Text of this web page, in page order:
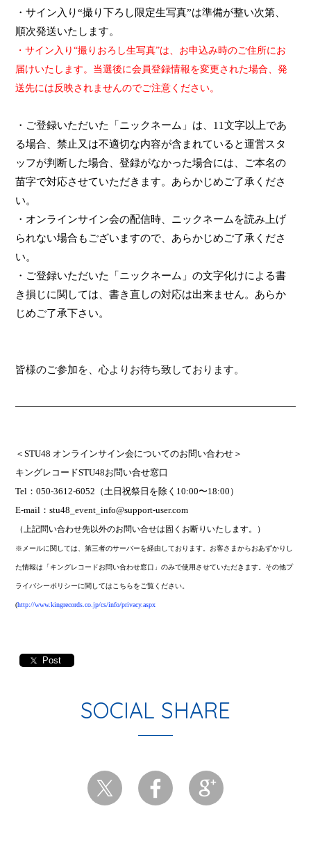
・サイン入り“撮り下ろし限定生写真”は準備が整い次第、
順次発送いたします。
・サイン入り“撮りおろし生写真”は、お申込み時のご住所にお
届けいたします。当選後に会員登録情報を変更された場合、発
送先には反映されませんのでご注意ください。
・ご登録いただいた「ニックネーム」は、 11文字以上であ
る場合、禁止又は不適切な内容が含まれていると運営スタ
ッフが判断した場合、登録がなかった場合には、ご本名の
苗字で対応させていただきます。あらかじめご了承くださ
い。
・オンラインサイン会の配信時、ニックネームを読み上げ
られない場合もございますので、あらかじめご了承くださ
い。
・ご登録いただいた「ニックネーム」の文字化けによる書
き損じに関しては、書き直しの対応は出来ません。あらか
じめご了承下さい。
皆様のご参加を、心よりお待ち致しております。
＜STU48 オンラインサイン会についてのお問い合わせ＞
キングレコードSTU48お問い合せ窓口
Tel ：050-3612-6052 （土日祝祭日を除く 10:00〜18:00 ）
E-mail ：stu48_event_info@support-user.com
（上記問い合わせ先以外のお問い合せは固くお断りいたします。）
※ メールに関しては、第三者のサーバーを経由しております。お客さまからおあずかりし
た情報は「キングレコードお問い合わせ窓口」のみで使用させていただきます。その他プ
ライバシーポリシーに関してはこちらをご覧ください。
(http://www.kingrecords.co.jp/cs/info/privacy.aspx
Post
SOCIAL SHARE